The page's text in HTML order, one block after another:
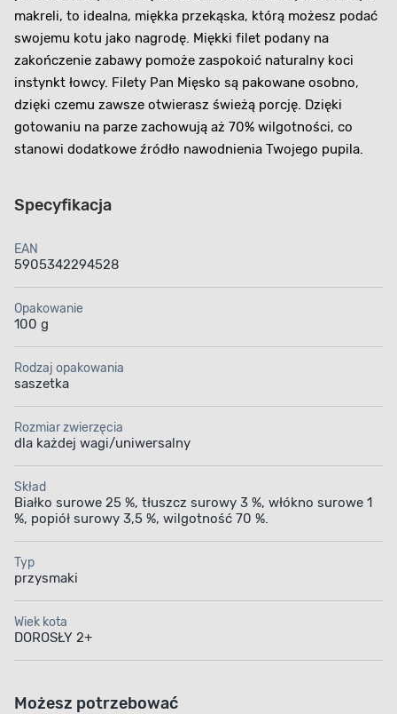
makreli, to idealna, miękka przekąska, którą możesz podać
swojemu kotu jako nagrodę. Miękki filet podany na
zakończenie zabawy pomoże zaspokoić naturalny koci
instynkt łowcy. Filety Pan Mięsko są pakowane osobno,
dzięki czemu zawsze otwierasz świeżą porcję. Dzięki
gotowaniu na parze zachowują aż 70% wilgotności, co
stanowi dodatkowe źródło nawodnienia Twojego pupila.
Specyfikacja
EAN
5905342294528
Opakowanie
100 g
Rodzaj opakowania
saszetka
Rozmiar zwierzęcia
dla każdej wagi/uniwersalny
Skład
Białko surowe 25 %, tłuszcz surowy 3 %, włókno surowe 1
%, popiół surowy 3,5 %, wilgotność 70 %.
Typ
przysmaki
Wiek kota
DOROSŁY 2+
Możesz potrzebować